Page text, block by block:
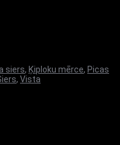
siers, Ķiploku mērce, Picas
, Vista